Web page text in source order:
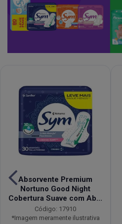
Absorvente Premium
Nortuno Good Night
Cobertura Suave com Ab...
Código: 17910
*Imagem meramente ilustrativa